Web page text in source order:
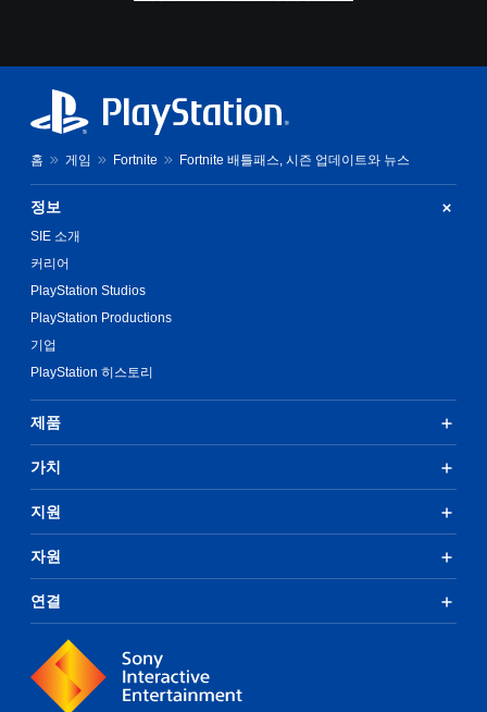
홈 게임 Fortnite Fortnite 배틀패스, 시즌 업데이트와 뉴스
정보
SIE 소개
커리어
PlayStation Studios
PlayStation Productions
기업
PlayStation 히스토리
제품
가치
지원
자원
연결